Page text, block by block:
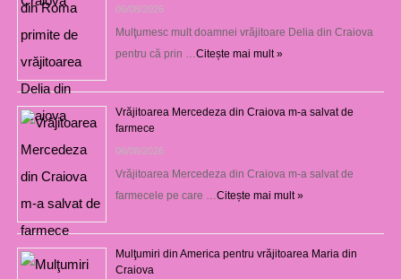
06/08/2026
Mulţumesc mult doamnei vrăjitoare Delia din Craiova
pentru că prin … Citește mai mult »
Vrăjitoarea Mercedeza din Craiova m-a salvat de
farmece
06/08/2026
Vrăjitoarea Mercedeza din Craiova m-a salvat de
farmecele pe care … Citește mai mult »
Mulţumiri din America pentru vrăjitoarea Maria din
Craiova